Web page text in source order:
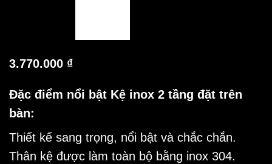
3.770.000 ₫
Đặc điểm nổi bật Kệ inox 2 tầng đặt trên
bàn:
Thiết kế sang trọng, nổi bật và chắc chắn.
Thân kệ được làm toàn bộ bằng inox 304.